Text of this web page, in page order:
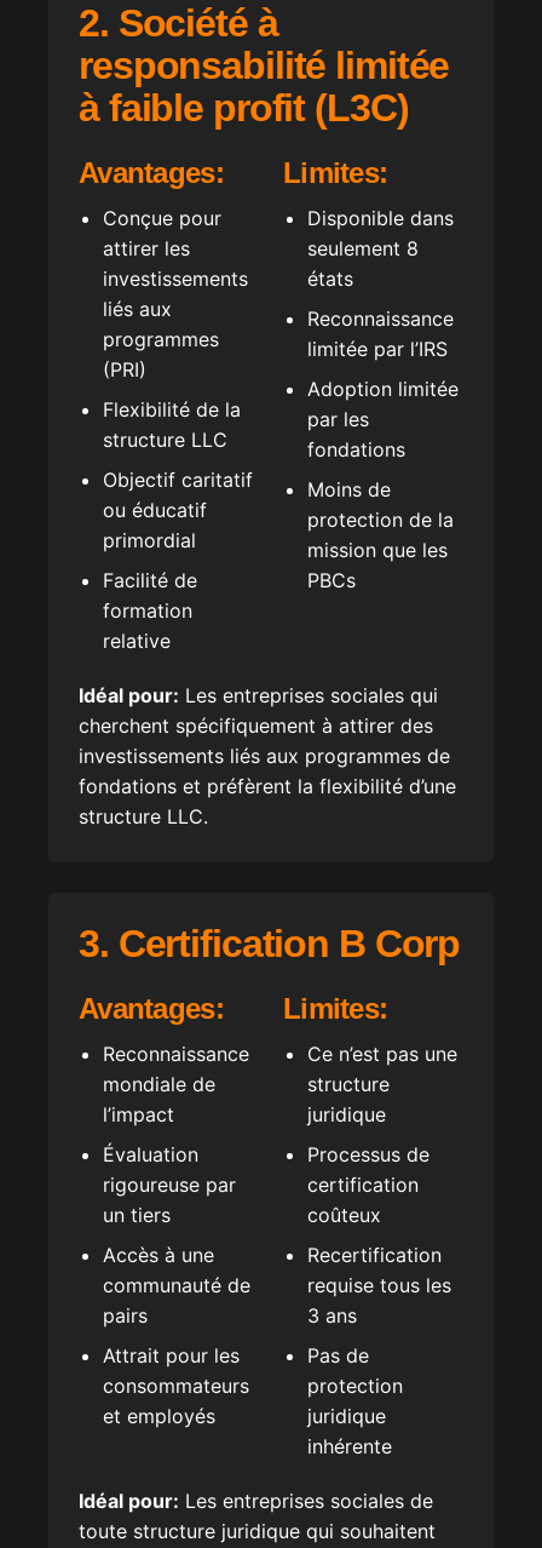
2. Société à
responsabilité limitée
à faible profit (L3C)
Avantages:
Conçue pour
attirer les
investissements
liés aux
programmes
(PRI)
Flexibilité de la
structure LLC
Objectif caritatif
ou éducatif
primordial
Facilité de
formation
relative
Limites:
Disponible dans
seulement 8
états
Reconnaissance
limitée par l’IRS
Adoption limitée
par les
fondations
Moins de
protection de la
mission que les
PBCs
Idéal pour: Les entreprises sociales qui
cherchent spécifiquement à attirer des
investissements liés aux programmes de
fondations et préfèrent la flexibilité d’une
structure LLC.
3. Certification B Corp
Avantages:
Reconnaissance
mondiale de
l’impact
Évaluation
rigoureuse par
un tiers
Accès à une
communauté de
pairs
Attrait pour les
consommateurs
et employés
Limites:
Ce n’est pas une
structure
juridique
Processus de
certification
coûteux
Recertification
requise tous les
3 ans
Pas de
protection
juridique
inhérente
Idéal pour: Les entreprises sociales de
toute structure juridique qui souhaitent